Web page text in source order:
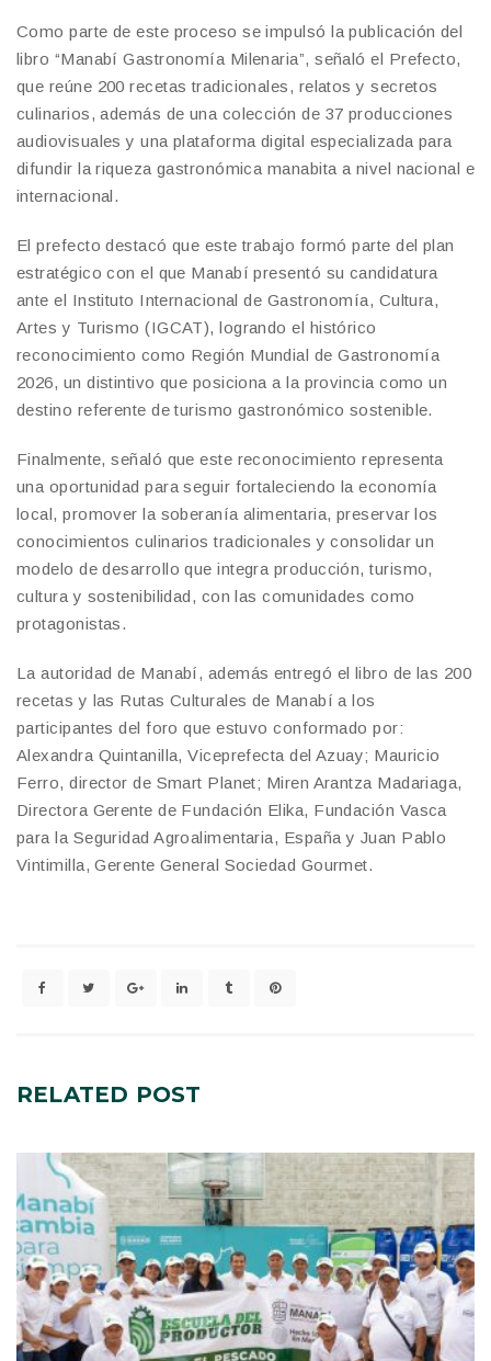
Como parte de este proceso se impulsó la publicación del
libro “Manabí Gastronomía Milenaria”, señaló el Prefecto,
que reúne 200 recetas tradicionales, relatos y secretos
culinarios, además de una colección de 37 producciones
audiovisuales y una plataforma digital especializada para
difundir la riqueza gastronómica manabita a nivel nacional e
internacional.
El prefecto destacó que este trabajo formó parte del plan
estratégico con el que Manabí presentó su candidatura
ante el Instituto Internacional de Gastronomía, Cultura,
Artes y Turismo (IGCAT), logrando el histórico
reconocimiento como Región Mundial de Gastronomía
2026, un distintivo que posiciona a la provincia como un
destino referente de turismo gastronómico sostenible.
Finalmente, señaló que este reconocimiento representa
una oportunidad para seguir fortaleciendo la economía
local, promover la soberanía alimentaria, preservar los
conocimientos culinarios tradicionales y consolidar un
modelo de desarrollo que integra producción, turismo,
cultura y sostenibilidad, con las comunidades como
protagonistas.
La autoridad de Manabí, además entregó el libro de las 200
recetas y las Rutas Culturales de Manabí a los
participantes del foro que estuvo conformado por:
Alexandra Quintanilla, Viceprefecta del Azuay; Mauricio
Ferro, director de Smart Planet; Miren Arantza Madariaga,
Directora Gerente de Fundación Elika, Fundación Vasca
para la Seguridad Agroalimentaria, España y Juan Pablo
Vintimilla, Gerente General Sociedad Gourmet.
RELATED POST